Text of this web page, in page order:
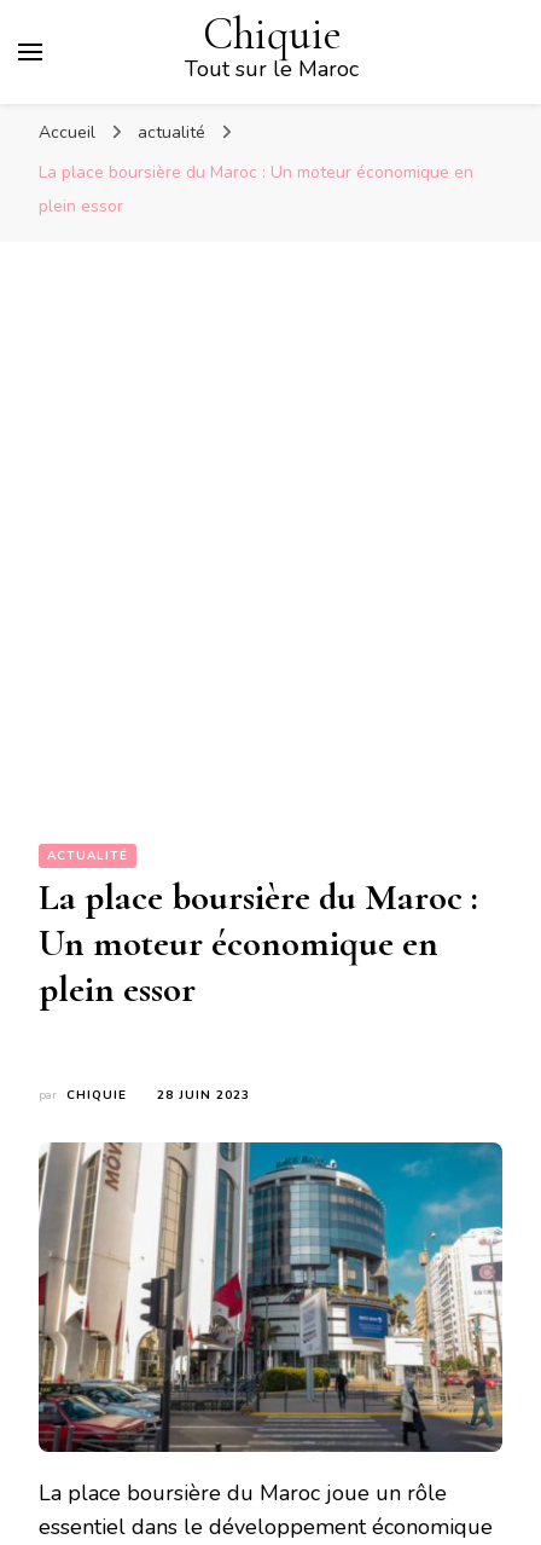
Chiquie
Tout sur le Maroc
Accueil
actualité
La place boursière du Maroc : Un moteur économique en
plein essor
ACTUALITÉ
La place boursière du Maroc :
Un moteur économique en
plein essor
par CHIQUIE 28 JUIN 2023
La place boursière du Maroc joue un rôle
essentiel dans le développement économique